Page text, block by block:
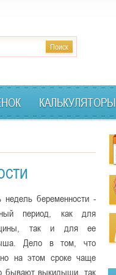
КАЛЬКУЛЯТОРЫ
недель беременности -
период, как для
так и для ее
Дело в том, что
на этом сроке чаще
бывают выкидыши, так